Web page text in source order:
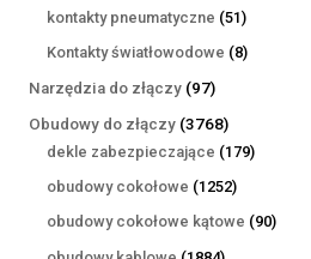
kontakty pneumatyczne 5151
produktów
Kontakty światłowodowe 88
Narzędzia do złączy 9797
produktów
Obudowy do złączy 37683768
produktów
dekle zabezpieczające 179179
obudowy cokołowe 12521252
produkty
obudowy cokołowe kątowe 9090